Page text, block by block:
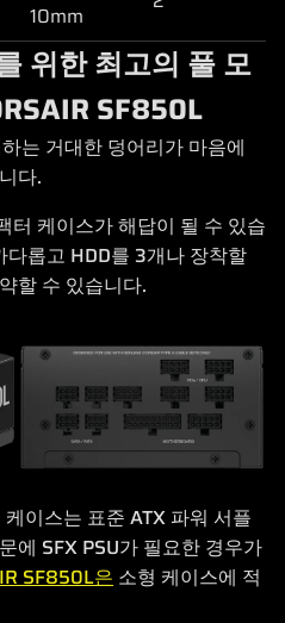
10mm
위한 최고의 풀 모
SF850L
는 거대한 덩어리가 마음에
다.
터 케이스가 해답이 될 수 있습
롭고 HDD를 3개나 장착할
할 수 있습니다.
이스는 표준 ATX 파워 서플
에 SFX PSU가 필요한 경우가
SF850L은 소형 케이스에 적